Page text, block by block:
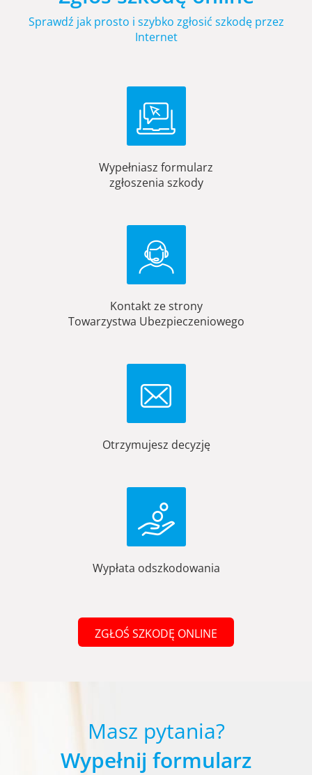
Sprawdź jak prosto i szybko zgłosić szkodę przez
Internet
Wypełniasz formularz
zgłoszenia szkody
Kontakt ze strony
Towarzystwa Ubezpieczeniowego
Otrzymujesz decyzję
Wypłata odszkodowania
ZGŁOŚ SZKODĘ ONLINE
Masz pytania?
Wypełnij formularz